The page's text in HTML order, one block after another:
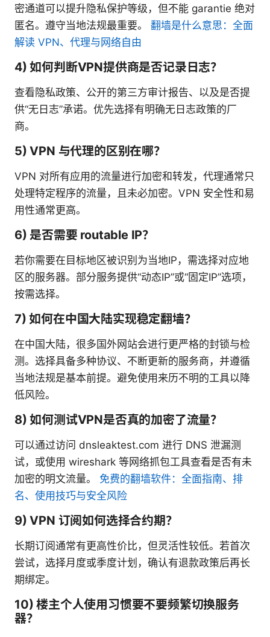
密通道可以提升隐私保护等级，但不能 garantie 绝对
匿名。遵守当地法规最重要。 翻墙是什么意思：全面
解读 VPN、代理与网络自由
4) 如何判断VPN提供商是否记录日志？
查看隐私政策、公开的第三方审计报告、以及是否提
供“无日志”承诺。优先选择有明确无日志政策的厂
商。
5) VPN 与代理的区别在哪？
VPN 对所有应用的流量进行加密和转发，代理通常只
处理特定程序的流量，且未必加密。VPN 安全性和易
用性通常更高。
6) 是否需要 routable IP？
若你需要在目标地区被识别为当地IP，需选择对应地
区的服务器。部分服务提供“动态IP”或“固定IP”选项，
按需选择。
7) 如何在中国大陆实现稳定翻墙？
在中国大陆，很多国外网站会进行更严格的封锁与检
测。选择具备多种协议、不断更新的服务商，并遵循
当地法规是基本前提。避免使用来历不明的工具以降
低风险。
8) 如何测试VPN是否真的加密了流量？
可以通过访问 dnsleaktest.com 进行 DNS 泄漏测
试，或使用 wireshark 等网络抓包工具查看是否有未
加密的明文流量。 免费的翻墙软件：全面指南、排
名、使用技巧与安全风险
9) VPN 订阅如何选择合约期？
长期订阅通常有更高性价比，但灵活性较低。若首次
尝试，选择月度或季度计划，确认有退款政策后再长
期绑定。
10) 楼主个人使用习惯要不要频繁切换服务
器？